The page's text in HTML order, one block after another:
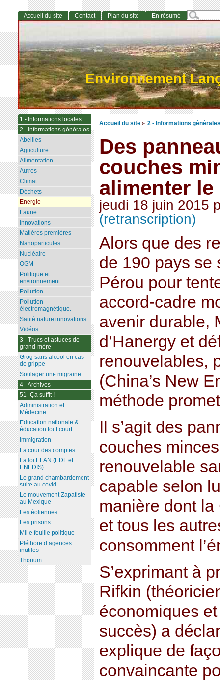
Environnement
Accueil du site > 2 - Informations générales
Des
couches
alimenter
jeudi 18 juin 2015
(retranscription)
Alors que des
de 190 pays se
Pérou pour
accord-cadre
avenir durable,
d’Hanergy et
renouvelables,
(China’s New
méthode
Il s’agit des
couches
renouvelable
capable selon
manière dont
et tous les
consomment
S’exprimant à
Rifkin
économiques
succès) a
explique de
convaincante
Accueil du site Contact Plan du site En résumé
1 - Informations locales
2 - Informations générales
Abeilles
Agriculture.
Alimentation
Autres
Climat
Déchets
Energie
Faune
Innovations
Matières premières
Nanoparticules.
Nucléaire
OGM
Politique et
environnement
Pollution
Pollution
électromagnétique.
Santé nature innovations
Vidéos
3 - Trucs et astuces de
grand-mère
Grog sans alcool en cas
de grippe
Soulager une migraine
4 - Archives
51- Ça suffit !
Administration et
Médecine
Education nationale &
éducation tout court
Immigration
La cour des comptes
La loi ELAN (EDF et
ENEDIS)
Le grand chambardement
suite au covid
Le mouvement Zapatiste
au Mexique
Les éoliennes
Les prisons
Mille feuille politique
Pléthore d’agences
inutiles
Thorium